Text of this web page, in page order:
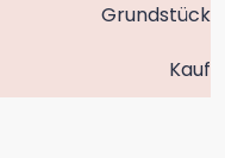
Grundstück
Kauf